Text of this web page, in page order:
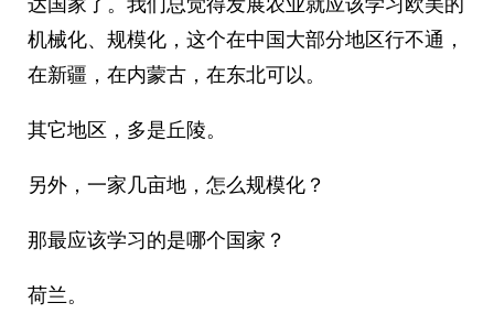
机械化、规模化，这个在中国大部分地区行不通，
在新疆，在内蒙古，在东北可以。
其它地区，多是丘陵。
另外，一家几亩地，怎么规模化？
那最应该学习的是哪个国家？
荷兰。